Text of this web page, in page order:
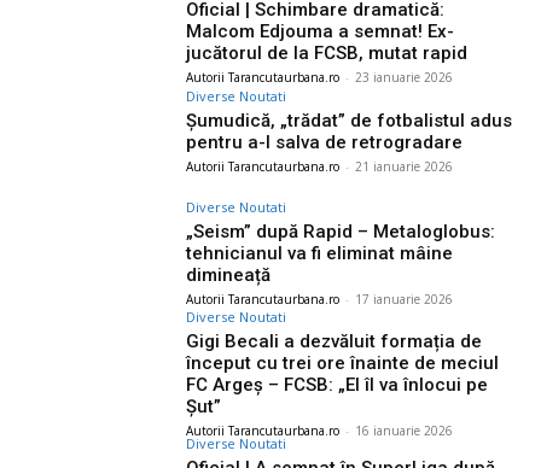
Oficial | Schimbare dramatică:
Malcom Edjouma a semnat! Ex-
jucătorul de la FCSB, mutat rapid
Autorii Tarancutaurbana.ro - 23 ianuarie 2026
Diverse Noutati
Șumudică, „trădat” de fotbalistul adus
pentru a-l salva de retrogradare
Autorii Tarancutaurbana.ro - 21 ianuarie 2026
Diverse Noutati
„Seism” după Rapid – Metaloglobus:
tehnicianul va fi eliminat mâine
dimineață
Autorii Tarancutaurbana.ro - 17 ianuarie 2026
Diverse Noutati
Gigi Becali a dezvăluit formația de
început cu trei ore înainte de meciul
FC Argeș – FCSB: „El îl va înlocui pe
Șut”
Autorii Tarancutaurbana.ro - 16 ianuarie 2026
Diverse Noutati